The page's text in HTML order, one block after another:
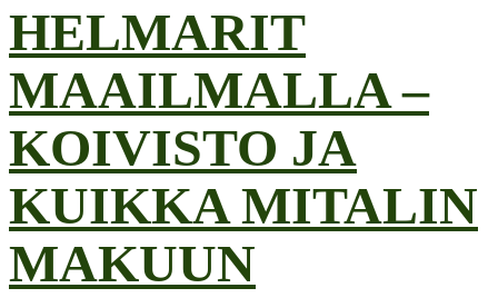
HELMARIT
MAAILMALLA –
KOIVISTO JA
KUIKKA MITALIN
MAKUUN